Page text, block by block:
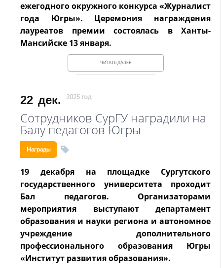
ежегодного окружного конкурса «Журналист
года Югры». Церемония награждения
лауреатов премии состоялась в Ханты-
Мансийске 13 января.
ЧИТАТЬ ДАЛЕЕ
22 дек. 2025 год
Сотрудников СурГУ наградили на
Балу педагогов Югры
Награды
19 декабря на площадке Сургутского
государственного университета проходит
Бал педагогов. Организаторами
мероприятия выступают департамент
образования и науки региона и автономное
учреждение дополнительного
профессионального образования Югры
«Институт развития образования».